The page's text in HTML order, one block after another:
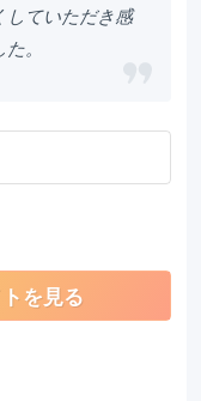
していただき感
。
を見る